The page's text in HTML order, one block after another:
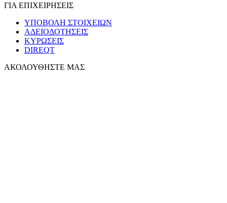
ΓΙΑ ΕΠΙΧΕΙΡΗΣΕΙΣ
ΥΠΟΒΟΛΗ ΣΤΟΙΧΕΙΩΝ
ΑΔΕΙΟΔΟΤΗΣΕΙΣ
ΚΥΡΩΣΕΙΣ
DIREQT
ΑΚΟΛΟΥΘΗΣΤΕ ΜΑΣ